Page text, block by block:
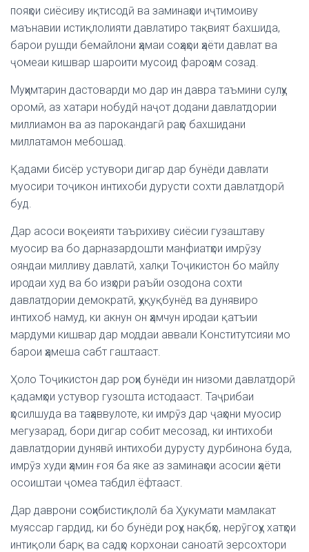
пояҳои сиёсиву иқтисодӣ ва заминаҳои иҷтимоиву
маънавии истиқлолияти давлатиро тақвият бахшида,
барои рушди бемайлони ҳамаи соҳаҳои ҳаёти давлат ва
ҷомеаи кишвар шароити мусоид фароҳам созад.
Муҳимтарин дастоварди мо дар ин давра таъмини сулҳу
оромӣ, аз хатари нобудӣ наҷот додани давлатдории
миллиамон ва аз парокандагӣ раҳо бахшидани
миллатамон мебошад.
Қадами бисёр устувори дигар дар бунёди давлати
муосири тоҷикон интихоби дурусти сохти давлатдорӣ
буд.
Дар асоси воқеияти таърихиву сиёсии гузаштаву
муосир ва бо дарназардошти манфиатҳои имрӯзу
ояндаи милливу давлатӣ, халқи Тоҷикистон бо майлу
иродаи худ ва бо изҳори раъйи озодона сохти
давлатдории демократӣ, ҳуқуқбунёд ва дунявиро
интихоб намуд, ки акнун он ҳамчун иродаи қатъии
мардуми кишвар дар моддаи аввали Конститутсияи мо
барои ҳамеша сабт гаштааст.
Ҳоло Тоҷикистон дар роҳи бунёди ин низоми давлатдорӣ
қадамҳои устувор гузошта истодааст. Таҷрибаи
ҳосилшуда ва таҳаввулоте, ки имрӯз дар ҷаҳони муосир
мегузарад, бори дигар собит месозад, ки интихоби
давлатдории дунявӣ интихоби дурусту дурбинона буда,
имрӯз худи ҳамин ғоя ба яке аз заминаҳои асосии ҳаёти
осоиштаи ҷомеа табдил ёфтааст.
Дар даврони соҳибистиқлолӣ ба Ҳукумати мамлакат
муяссар гардид, ки бо бунёди роҳу нақбҳо, нерӯгоҳу хатҳои
интиқоли барқ ва садҳо корхонаи саноатӣ зерсохтори